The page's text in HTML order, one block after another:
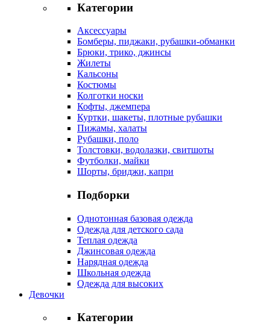
Категории
Аксессуары
Бомберы, пиджаки, рубашки-обманки
Брюки, трико, джинсы
Жилеты
Кальсоны
Костюмы
Колготки носки
Кофты, джемпера
Куртки, шакеты, плотные рубашки
Пижамы, халаты
Рубашки, поло
Толстовки, водолазки, свитшоты
Футболки, майки
Шорты, бриджи, капри
Подборки
Однотонная базовая одежда
Одежда для детского сада
Теплая одежда
Джинсовая одежда
Нарядная одежда
Школьная одежда
Одежда для высоких
Девочки
Категории